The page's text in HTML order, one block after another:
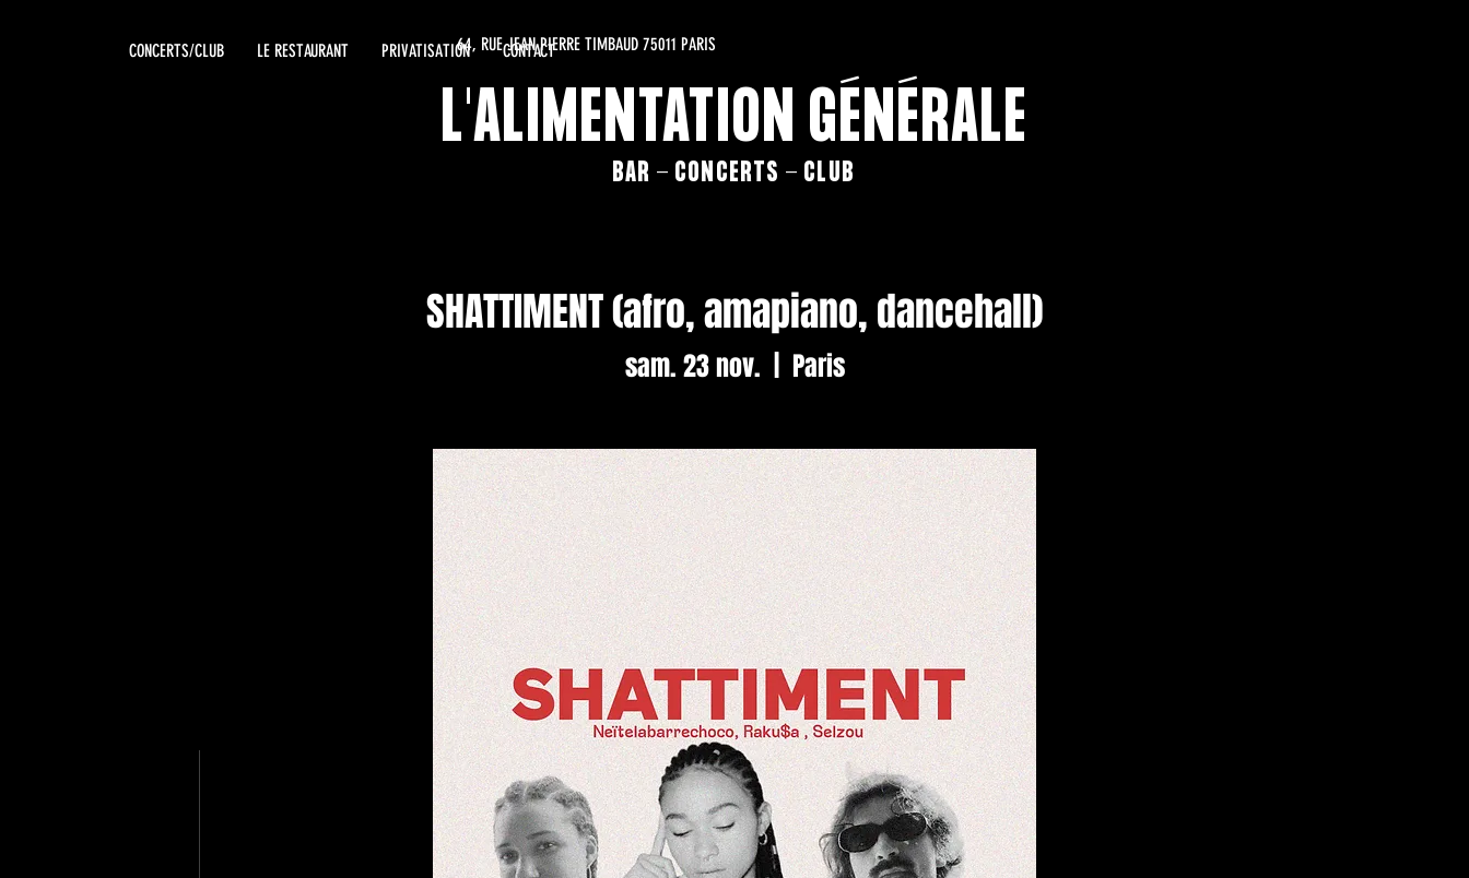
CONCERTS/CLUB LE RESTAURANT PRIVATISATION CONTACT
64, RUE JEAN PIERRE TIMBAUD 75011 PARIS
L'ALIMENTATION GÉNÉRALE
BAR - CONCERTS - CLUB
SHATTIMENT (afro, amapiano, dancehall)
sam. 23 nov. Paris